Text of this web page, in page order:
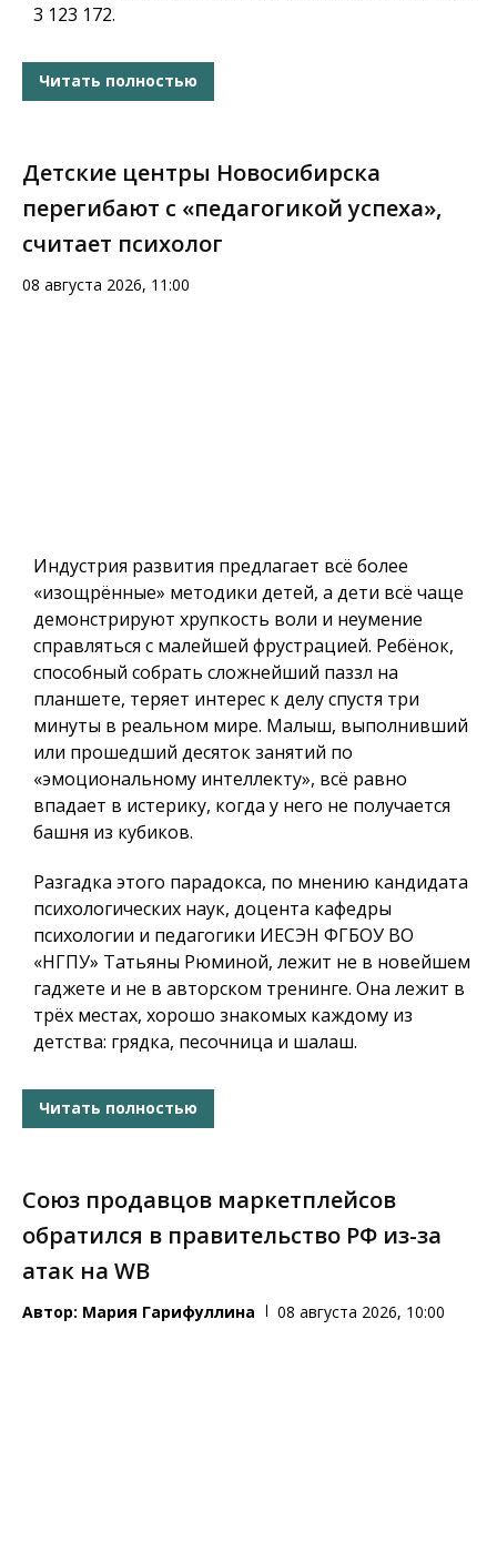
3 123 172.
Читать полностью
Детские центры Новосибирска
перегибают с «педагогикой успеха»,
считает психолог
08 августа 2026, 11:00
Индустрия развития предлагает всё более
«изощрённые» методики детей, а дети всё чаще
демонстрируют хрупкость воли и неумение
справляться с малейшей фрустрацией. Ребёнок,
способный собрать сложнейший паззл на
планшете, теряет интерес к делу спустя три
минуты в реальном мире. Малыш, выполнивший
или прошедший десяток занятий по
«эмоциональному интеллекту», всё равно
впадает в истерику, когда у него не получается
башня из кубиков.
Разгадка этого парадокса, по мнению кандидата
психологических наук, доцента кафедры
психологии и педагогики ИЕСЭН ФГБОУ ВО
«НГПУ» Татьяны Рюминой, лежит не в новейшем
гаджете и не в авторском тренинге. Она лежит в
трёх местах, хорошо знакомых каждому из
детства: грядка, песочница и шалаш.
Читать полностью
Союз продавцов маркетплейсов
обратился в правительство РФ из-за
атак на WB
Автор: Мария Гарифуллина 08 августа 2026, 10:00